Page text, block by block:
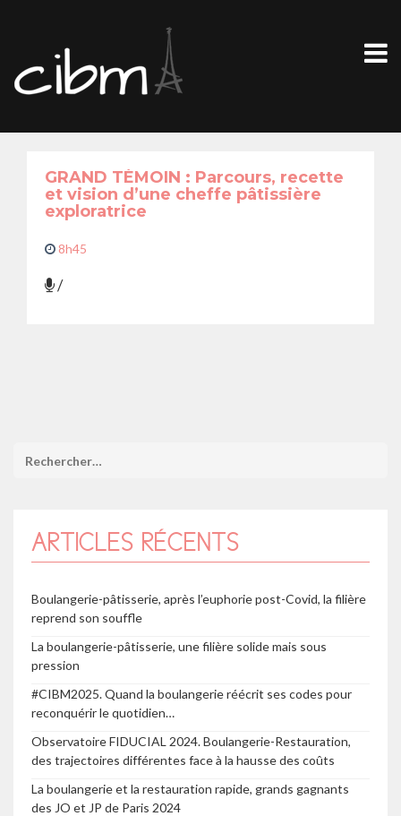
GRAND TÉMOIN : Parcours, recette
et vision d’une cheffe pâtissière
exploratrice
8h45
/
ARTICLES RÉCENTS
Boulangerie-pâtisserie, après l’euphorie post-Covid, la filière
reprend son souffle
La boulangerie-pâtisserie, une filière solide mais sous
pression
#CIBM2025. Quand la boulangerie réécrit ses codes pour
reconquérir le quotidien…
Observatoire FIDUCIAL 2024. Boulangerie-Restauration,
des trajectoires différentes face à la hausse des coûts
La boulangerie et la restauration rapide, grands gagnants
des JO et JP de Paris 2024